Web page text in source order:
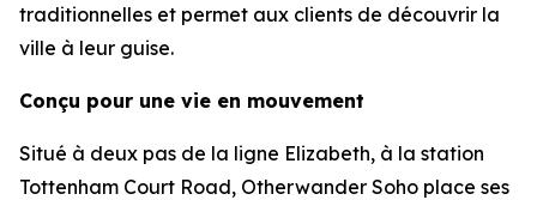
traditionnelles et permet aux clients de découvrir la
ville à leur guise.
Conçu pour une vie en mouvement
Situé à deux pas de la ligne Elizabeth, à la station
Tottenham Court Road, Otherwander Soho place ses